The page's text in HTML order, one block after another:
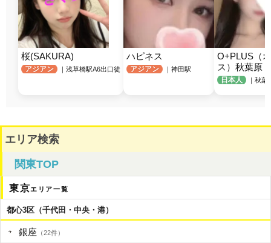
桜(SAKURA)
アジアン ｜浅草橋駅A6出口徒
ハピネス
アジアン ｜神田駅
O+PLUS（
ス）秋葉原
日本人 ｜秋葉
エリア検索
関東TOP
東京エリア一覧
都心3区（千代田・中央・港）
銀座 （22件）